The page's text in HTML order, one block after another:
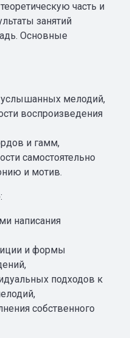
часть и
занятий
Основные
мелодий,
воспроизведения
и гамм,
самостоятельно
и мотив.
написания
и формы
подходов к
собственного